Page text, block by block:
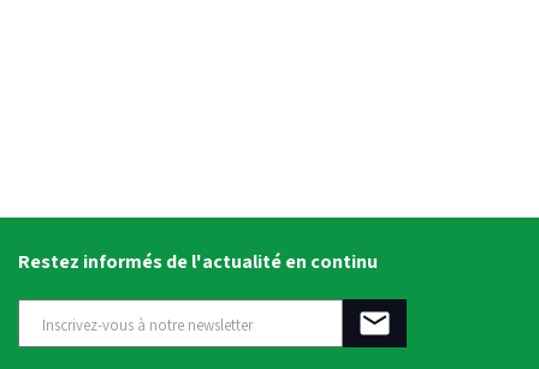
Restez informés de l'actualité en continu